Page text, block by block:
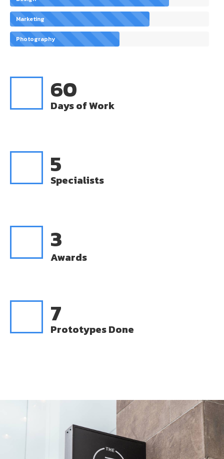
Marketing
Photography
60
Days of Work
5
Specialists
3
Awards
7
Prototypes Done